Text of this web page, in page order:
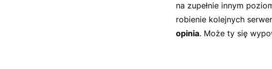
na zupełnie innym
robienie kolejnych
opinia. Może ty się